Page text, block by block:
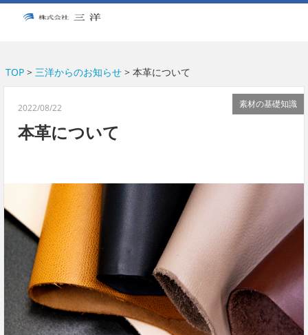
A53E59DB21DB099A77E5122BCBD1D26E
TOP> 三洋からのお知らせ> 本革について
素材の基礎知識
2022/08/22
本革について